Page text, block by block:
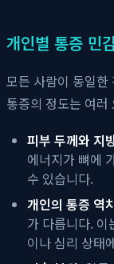
개인별 통증 민
모든 사람이 동일한
통증의 정도는 여
피부 두께와 지
에너지가 뼈에
수 있습니다.
개인의 통증 역
가 다릅니다. 이
이나 심리 상태